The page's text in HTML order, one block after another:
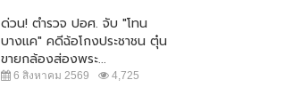
ด่วน! ตำรวจ ปอศ. จับ "โทน
บางแค" คดีฉ้อโกงประชาชน ตุ๋น
ขายกล้องส่องพระ...
6 สิงหาคม 2569 4,725